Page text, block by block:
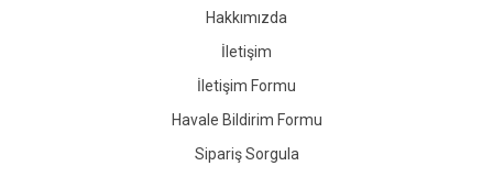
Hakkımızda
İletişim
İletişim Formu
Havale Bildirim Formu
Sipariş Sorgula